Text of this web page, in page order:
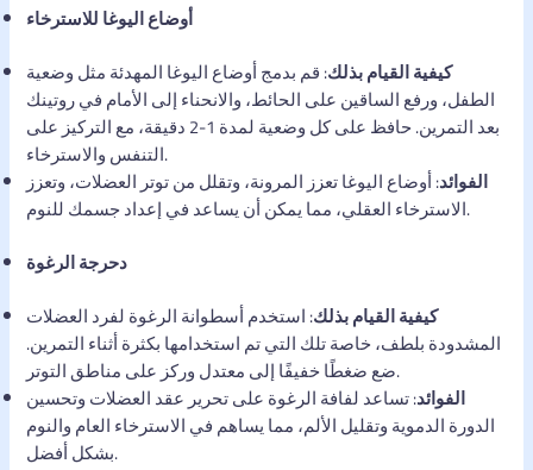
أوضاع اليوغا للاسترخاء
كيفية القيام بذلك: قم بدمج أوضاع اليوغا المهدئة مثل وضعية
الطفل، ورفع الساقين على الحائط، والانحناء إلى الأمام في روتينك
بعد التمرين. حافظ على كل وضعية لمدة 1-2 دقيقة، مع التركيز على
التنفس والاسترخاء.
الفوائد: أوضاع اليوغا تعزز المرونة، وتقلل من توتر العضلات، وتعزز
الاسترخاء العقلي، مما يمكن أن يساعد في إعداد جسمك للنوم.
دحرجة الرغوة
كيفية القيام بذلك: استخدم أسطوانة الرغوة لفرد العضلات
المشدودة بلطف، خاصة تلك التي تم استخدامها بكثرة أثناء التمرين.
ضع ضغطًا خفيفًا إلى معتدل وركز على مناطق التوتر.
الفوائد: تساعد لفافة الرغوة على تحرير عقد العضلات وتحسين
الدورة الدموية وتقليل الألم، مما يساهم في الاسترخاء العام والنوم
بشكل أفضل.